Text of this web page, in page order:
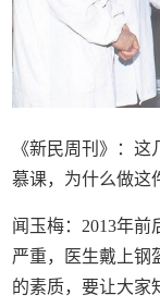
《新民周刊》：
慕课，为什么做这
闻玉梅：2013年
严重，医生戴上钢
的素质，要让大家